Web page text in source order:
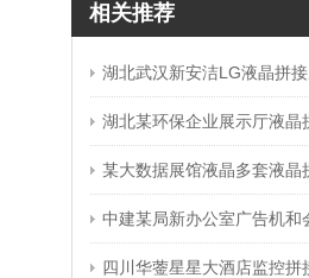
相关推荐
湖北武汉新安洁LG液晶拼
湖北某环保企业展示厅液晶
某大数据展馆液晶多套液晶
中建某局新办公室广告机和
四川华蓥星星大酒店监控拼